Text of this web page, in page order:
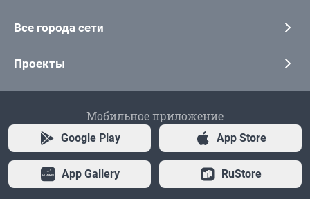
Все города сети
Проекты
Мобильное приложение
Google Play App Store
App Gallery RuStore